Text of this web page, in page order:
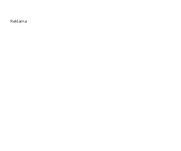
Reklama